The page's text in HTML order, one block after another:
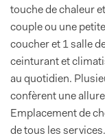
touche de chaleur
couple ou une
coucher et 1 salle
ceinturant et
au quotidien.
confèrent une
Emplacement de
de tous les services.